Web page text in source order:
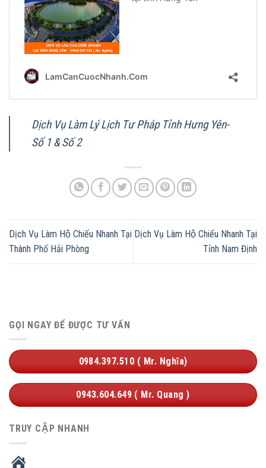
Dịch Vụ Làm Lý Lịch Tư Pháp Tỉnh Hưng Yên-
Số 1 & Số 2
Dịch Vụ Làm Hộ Chiếu Nhanh Tại
Thành Phố Hải Phòng
Dịch Vụ Làm Hộ Chiếu Nhanh Tại
Tỉnh Nam Định
GỌI NGAY ĐỂ ĐƯỢC TƯ VẤN
0984.397.510 ( Mr. Nghĩa)
0943.604.649 ( Mr. Quang )
TRUY CẬP NHANH